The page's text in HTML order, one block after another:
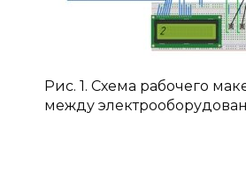
Рис. 1. Схема рабочего
между